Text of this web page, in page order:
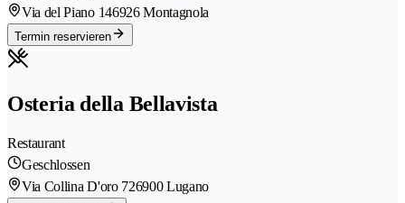
Via del Piano 146926 Montagnola
Termin reservieren
Osteria della Bellavista
Restaurant
Geschlossen
Via Collina D'oro 726900 Lugano